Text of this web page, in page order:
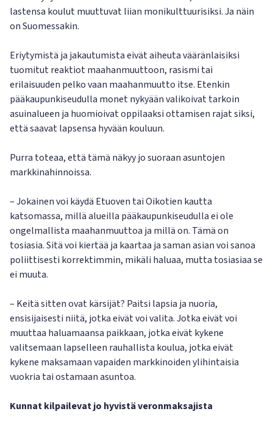
lastensa koulut muuttuvat liian monikulttuurisiksi. Ja näin
on Suomessakin.
Eriytymistä ja jakautumista eivät aiheuta vääränlaisiksi
tuomitut reaktiot maahanmuuttoon, rasismi tai
erilaisuuden pelko vaan maahanmuutto itse. Etenkin
pääkaupunkiseudulla monet nykyään valikoivat tarkoin
asuinalueen ja huomioivat oppilaaksi ottamisen rajat siksi,
että saavat lapsensa hyvään kouluun.
Purra toteaa, että tämä näkyy jo suoraan asuntojen
markkinahinnoissa.
– Jokainen voi käydä Etuoven tai Oikotien kautta
katsomassa, millä alueilla pääkaupunkiseudulla ei ole
ongelmallista maahanmuuttoa ja millä on. Tämä on
tosiasia. Sitä voi kiertää ja kaartaa ja saman asian voi sanoa
poliittisesti korrektimmin, mikäli haluaa, mutta tosiasiaa se
ei muuta.
– Keitä sitten ovat kärsijät? Paitsi lapsia ja nuoria,
ensisijaisesti niitä, jotka eivät voi valita. Jotka eivät voi
muuttaa haluamaansa paikkaan, jotka eivät kykene
valitsemaan lapselleen rauhallista koulua, jotka eivät
kykene maksamaan vapaiden markkinoiden ylihintaisia
vuokria tai ostamaan asuntoa.
Kunnat kilpailevat jo hyvistä veronmaksajista